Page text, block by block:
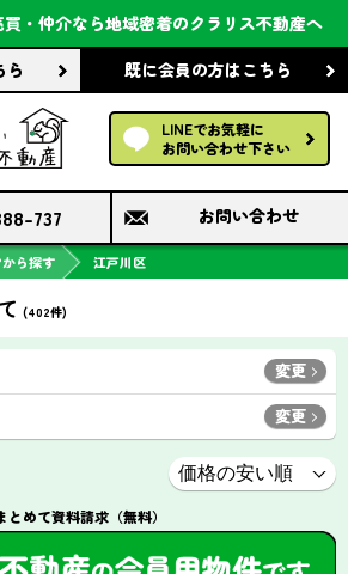
・仲介なら地域密着のクラリス不動産へ
ら 既に会員の方はこちら
LINEでお気軽に
お問い合わせ下さい
会社案内
前回の履歴で探す
保存した条件で探す
検討中の物件
737 お問い合わせ
ら探す 江戸川区
(402件)
変更
変更
めて資料請求（無料）